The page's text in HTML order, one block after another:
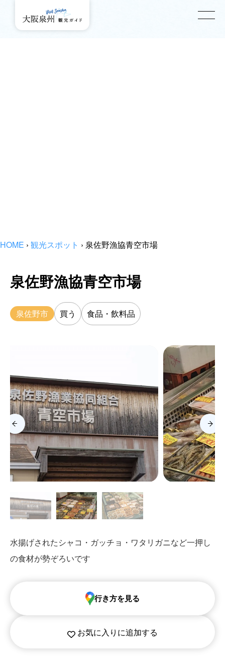
HOME › 観光スポット › 泉佐野漁協青空市場
泉佐野漁協青空市場
泉佐野市 買う 食品・飲料品
水揚げされたシャコ・ガッチョ・ワタリガニなど一押し
の食材が勢ぞろいです
お気に入りに追加する
行き方を見る